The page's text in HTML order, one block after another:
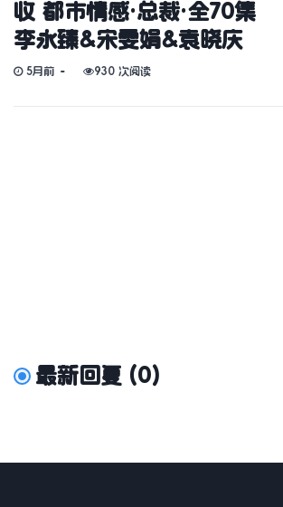
收 都市情感·总裁·全70集
李永臻&宋雯娟&袁晓庆
5月前 930 次阅读
最新回复 (0)